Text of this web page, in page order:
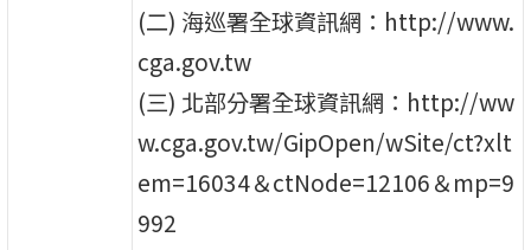
(二) 海巡署全球資訊網：http://www.
cga.gov.tw
(三) 北部分署全球資訊網：http://ww
w.cga.gov.tw/GipOpen/wSite/ct?xlt
em=16034＆ctNode=12106＆mp=9
992